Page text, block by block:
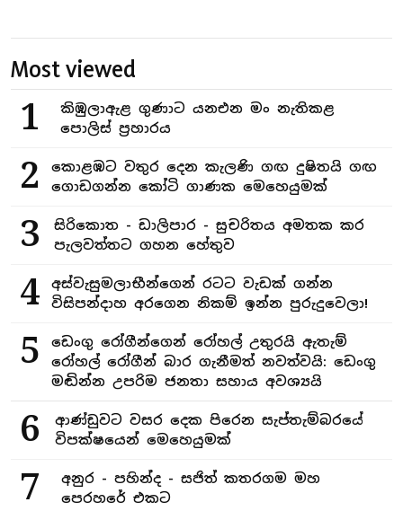
Most viewed
1
කිඹුලාඇළ ගුණාට යනඑන මං නැතිකළ
පොලිස් ප්‍රහාරය
2
කොළඹට වතුර දෙන කැලණි ගඟ දුෂිතයි ගඟ
ගොඩගන්න කෝටි ගාණක මෙහෙයුමක්
3
සිරිකොත - ඩාලිපාර - සුචරිතය අමතක කර
පැලවත්තට ගහන හේතුව
4
අස්වැසුමලාභීන්ගෙන් රටට වැඩක් ගන්න
විසිපන්දාහ අරගෙන නිකම් ඉන්න පුරුදුවෙලා!
5
ඩෙංගු රෝගීන්ගෙන් රෝහල් උතුරයි ඇතැම්
රෝහල් රෝගීන් බාර ගැනීමත් නවත්වයි: ඩෙංගු
මඬින්න උපරිම ජනතා සහාය අවශ්‍යයි
6
ආණ්ඩුවට වසර දෙක පිරෙන සැප්තැම්බරයේ
විපක්ෂයෙන් මෙහෙයුමක්
7
අනුර - පහින්ද - සජිත් කතරගම මහ
පෙරහරේ එකට